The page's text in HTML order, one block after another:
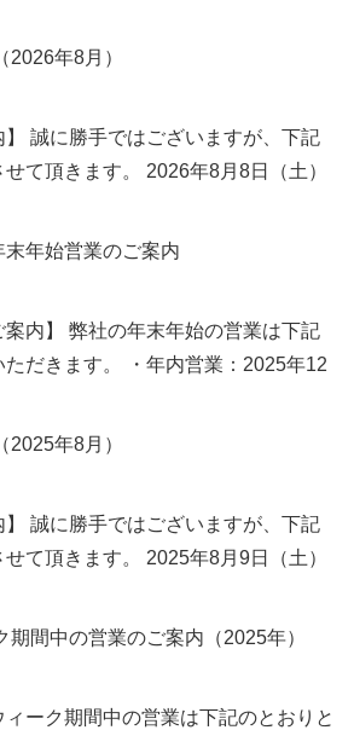
年8月）
】 誠に勝手ではございますが、下記
て頂きます。 2026年8月8日（土）
年始営業のご案内
案内】 弊社の年末年始の営業は下記
だきます。 ・年内営業：2025年12
年8月）
】 誠に勝手ではございますが、下記
て頂きます。 2025年8月9日（土）
期間中の営業のご案内（2025年）
ーク期間中の営業は下記のとおりと